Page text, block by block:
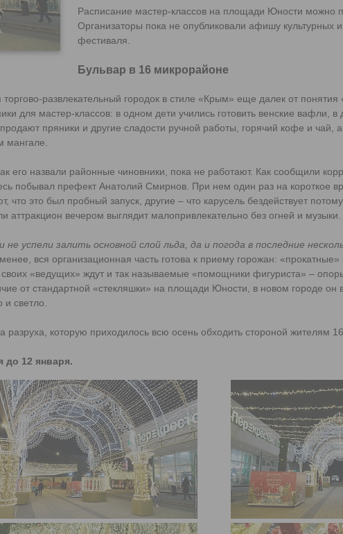
Расписание мастер-классов на площади Юности можно
Организаторы пока не опубликовали афишу культурных
фестиваля.
Бульвар в 16 микрорайоне
развлекательный городок в стиле «Крым» еще далек от понятия
для мастер-классов: в одном дети учились готовить венские вафли, в
пряники и другие сладости ручной работы, горячий кофе и чай,
мангале.
его назвали районные чиновники, пока не работают. Как сообщили
побывал префект Анатолий Смирнов. При нем один раз на короткое
что это был пробный запуск, другие – что карусель бездействует
аттракцион вечером выглядит малопривлекательно без огней и музыки.
не успели залить основной слой льда, да и погода в последние
вся организационная часть готова к приему горожан: «прокатные»
«ведущих» ждут и так называемые «помощники фигуриста» –
от стандартной «стекляшки» на площади Юности, в новом городе он
светло.
которую приходилось всю осень обходить стороной жителям
до 12 января.